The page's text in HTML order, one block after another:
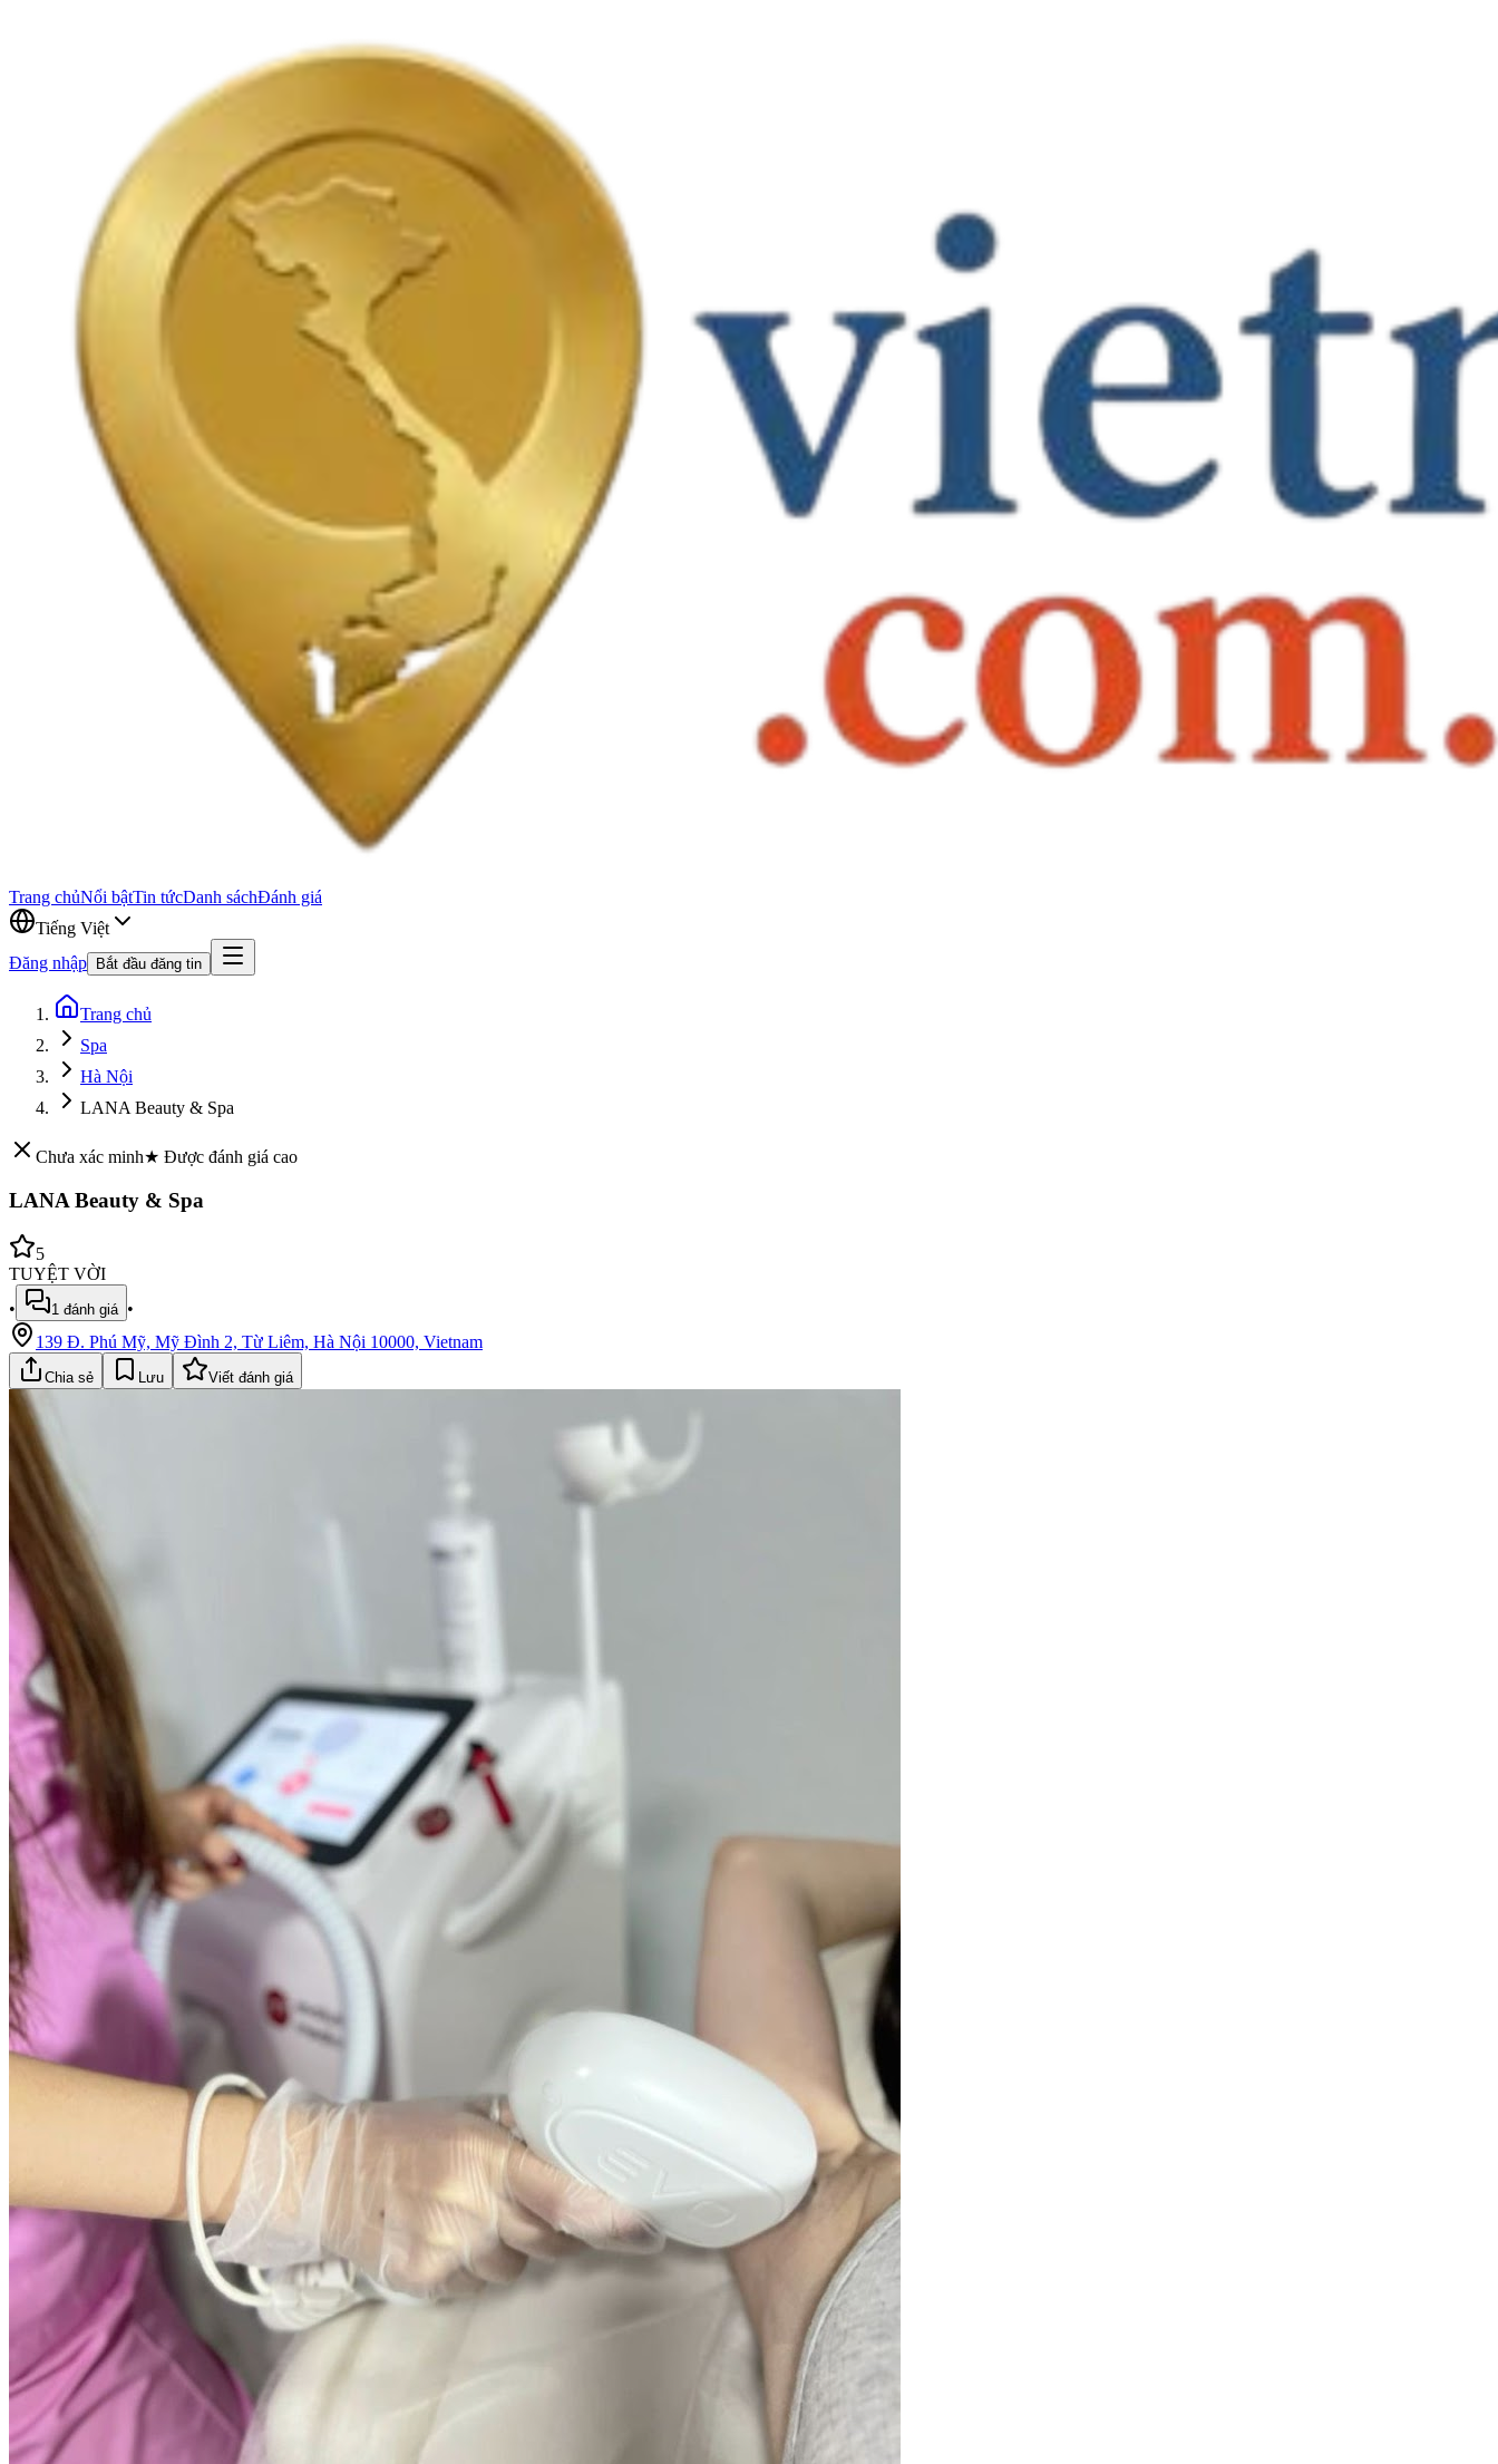
Trang chủNổi bậtTin tứcDanh sáchĐánh giá
Tiếng Việt
Đăng nhập
Bắt đầu đăng tin
Trang chủ
Spa
Hà Nội
LANA Beauty & Spa
Chưa xác minh★ Được đánh giá cao
LANA Beauty & Spa
5
TUYỆT VỜI
•
1 đánh giá •
139 Đ. Phú Mỹ, Mỹ Đình 2, Từ Liêm, Hà Nội 10000, Vietnam
Chia sẻ Lưu Viết đánh giá